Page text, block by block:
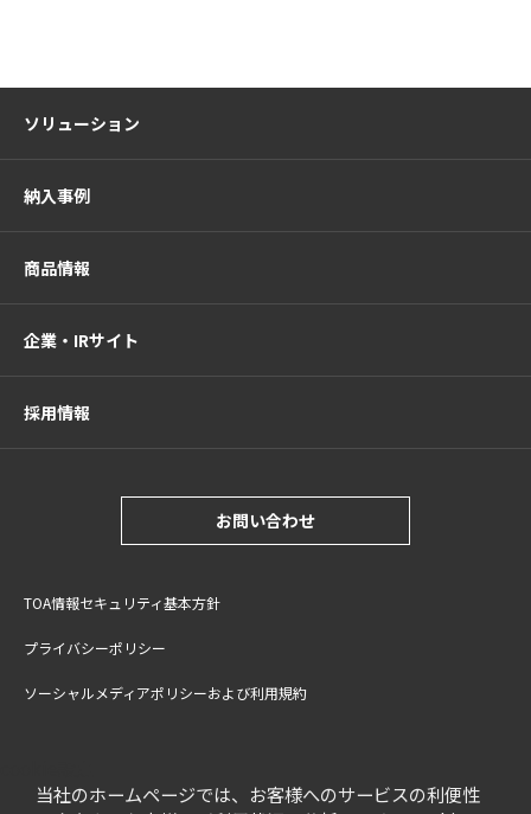
当社のホームページでは、お客様へのサービスの利便性
ソリューション
納入事例
商品情報
企業・IRサイト
採用情報
お問い合わせ
TOA情報セキュリティ基本方針
プライバシーポリシー
ソーシャルメディアポリシーおよび利用規約
特定商取引法に基づく表記